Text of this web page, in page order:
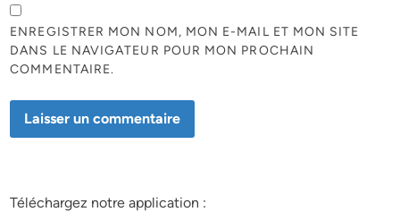
ENREGISTRER MON NOM, MON E-MAIL ET MON SITE
DANS LE NAVIGATEUR POUR MON PROCHAIN
COMMENTAIRE.
Téléchargez notre application :